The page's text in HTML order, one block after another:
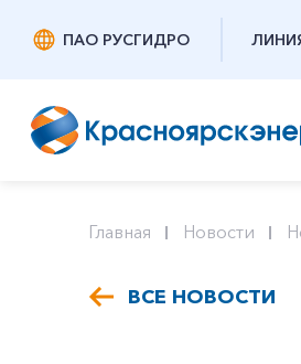
ПАО РУСГИДРО
Главная Новости
ВСЕ НОВОСТИ